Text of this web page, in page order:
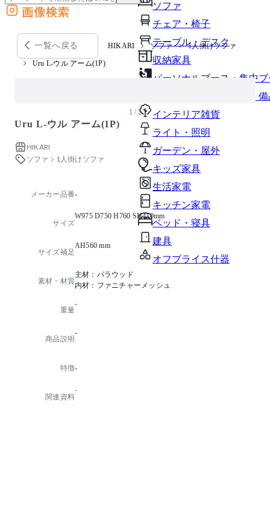
ソファ
チェア・椅子
テーブル・デスク
収納家具
パーソナルブース・集中
オフィスアクセサリー・
インテリア雑貨
ライト・照明
ガーデン・屋外
キッズ家具
生活家電
キッチン家電
ベッド・寝具
建具
オフプライス什器
外部サイトの商品をカートに追加
他のサイトで見つけた商品ページのURLを貼り付けて、カートに追加できます
画像検索
一覧へ戻る HIKARI ソファ 1人掛けソファ
Uru L-ウル アーム(1P)
1 / 2
Uru L-ウル アーム(1P)
HIKARI
ソファ
1人掛けソファ
メーカー品番-
サイズ
W975 D750 H760 SH410mm
サイズ補足
AH560 mm
素材・材質
主材：パラウッド
内材：ファニチャーメッシュ
重量
-
商品説明
-
特徴-
関連資料
-